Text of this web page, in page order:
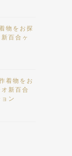
物をお探
百合ヶ
着物をお
新百合
ン